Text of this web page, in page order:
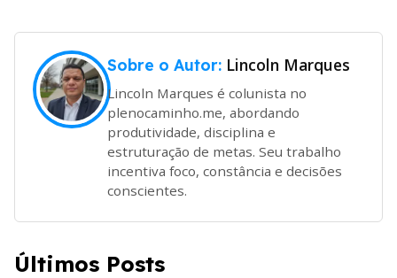
Sobre o Autor: Lincoln Marques
Lincoln Marques é colunista no
plenocaminho.me, abordando
produtividade, disciplina e
estruturação de metas. Seu trabalho
incentiva foco, constância e decisões
conscientes.
Últimos Posts